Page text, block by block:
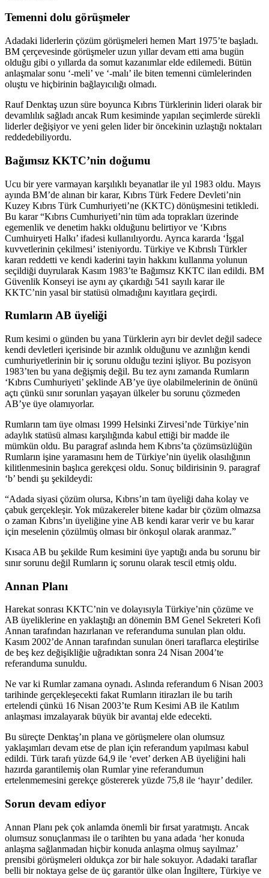
Temenni dolu görüşmeler
Adadaki liderlerin çözüm görüşmeleri hemen Mart 1975’te başladı.
BM çerçevesinde görüşmeler uzun yıllar devam etti ama bugün
olduğu gibi o yıllarda da somut kazanımlar elde edilemedi. Bütün
anlaşmalar sonu ‘-meli’ ve ‘-malı’ ile biten temenni cümlelerinden
oluştu ve hiçbirinin bağlayıcılığı olmadı.
Rauf Denktaş uzun süre boyunca Kıbrıs Türklerinin lideri olarak bir
devamlılık sağladı ancak Rum kesiminde yapılan seçimlerde sürekli
liderler değişiyor ve yeni gelen lider bir öncekinin uzlaştığı noktaları
reddedebiliyordu.
Bağımsız KKTC’nin doğumu
Ucu bir yere varmayan karşılıklı beyanatlar ile yıl 1983 oldu. Mayıs
ayında BM’de alınan bir karar, Kıbrıs Türk Federe Devleti’nin
Kuzey Kıbrıs Türk Cumhuriyeti’ne (KKTC) dönüşmesini tetikledi.
Bu karar “Kıbrıs Cumhuriyeti’nin tüm ada toprakları üzerinde
egemenlik ve denetim hakkı olduğunu belirtiyor ve ‘Kıbrıs
Cumhuiryeti Halkı’ ifadesi kullanılıyordu. Ayrıca kararda ‘İşgal
kuvvetlerinin çekilmesi’ isteniyordu. Türkiye ve Kıbrıslı Türkler
kararı reddetti ve kendi kaderini tayin hakkını kullanma yolunun
seçildiği duyrularak Kasım 1983’te Bağımsız KKTC ilan edildi. BM
Güvenlik Konseyi ise aynı ay çıkardığı 541 sayılı karar ile
KKTC’nin yasal bir statüsü olmadığını kayıtlara geçirdi.
Rumların AB üyeliği
Rum kesimi o günden bu yana Türklerin ayrı bir devlet değil sadece
kendi devletleri içerisinde bir azınlık olduğunu ve azınlığın kendi
cumhuriyetlerinin bir iç sorunu olduğu tezini işliyor. Bu pozisyon
1983’ten bu yana değişmiş değil. Bu tez aynı zamanda Rumların
‘Kıbrıs Cumhuriyeti’ şeklinde AB’ye üye olabilmelerinin de önünü
açtı çünkü sınır sorunları yaşayan ülkeler bu sorunu çözmeden
AB’ye üye olamıyorlar.
Rumların tam üye olması 1999 Helsinki Zirvesi’nde Türkiye’nin
adaylık statüsü alması karşılığında kabul ettiği bir madde ile
mümkün oldu. Bu paragraf aslında hem Kıbrıs’ta çözümsüzlüğün
Rumların işine yaramasını hem de Türkiye’nin üyelik olasılığının
kilitlenmesinin başlıca gerekçesi oldu. Sonuç bildirisinin 9. paragraf
‘b’ bendi şu şekildeydi:
“Adada siyasi çözüm olursa, Kıbrıs’ın tam üyeliği daha kolay ve
çabuk gerçekleşir. Yok müzakereler bitene kadar bir çözüm olmazsa
o zaman Kıbrıs’ın üyeliğine yine AB kendi karar verir ve bu karar
için meselenin çözülmüş olması bir önkoşul olarak aranmaz.”
Kısaca AB bu şekilde Rum kesimini üye yaptığı anda bu sorunu bir
sınır sorunu değil Rumların iç sorunu olarak tescil etmiş oldu.
Annan Planı
Harekat sonrası KKTC’nin ve dolayısıyla Türkiye’nin çözüme ve
AB üyeliklerine en yaklaştığı an dönemin BM Genel Sekreteri Kofi
Annan tarafından hazırlanan ve referanduma sunulan plan oldu.
Kasım 2002’de Annan tarafından sunulan öneri taraflarca eleştirilse
de beş kez değişikliğie uğradıktan sonra 24 Nisan 2004’te
referanduma sunuldu.
Ne var ki Rumlar zamana oynadı. Aslında referandum 6 Nisan 2003
tarihinde gerçekleşecekti fakat Rumların itirazları ile bu tarih
ertelendi çünkü 16 Nisan 2003’te Rum Kesimi AB ile Katılım
anlaşması imzalayarak büyük bir avantaj elde edecekti.
Bu süreçte Denktaş’ın plana ve görüşmelere olan olumsuz
yaklaşımları devam etse de plan için referandum yapılması kabul
edildi. Türk tarafı yüzde 64,9 ile ‘evet’ derken AB üyeliğini hali
hazırda garantilemiş olan Rumlar yine referandumun
ertelenmemesini gerekçe göstererek yüzde 75,8 ile ‘hayır’ dediler.
Sorun devam ediyor
Annan Planı pek çok anlamda önemli bir fırsat yaratmıştı. Ancak
olumsuz sonuçlanması ile o tarihten bu yana adada ‘her konuda
anlaşma sağlanmadan hiçbir konuda anlaşma olmuş sayılmaz’
prensibi görüşmeleri oldukça zor bir hale sokuyor. Adadaki taraflar
belli bir noktaya gelse de üç garantör ülke olan İngiltere, Türkiye ve